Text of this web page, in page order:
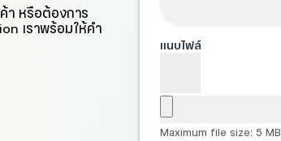
า หรือต้องการ
เราพร้อมให้คำ
แนบไฟล์
Maximum file size: 5 MB